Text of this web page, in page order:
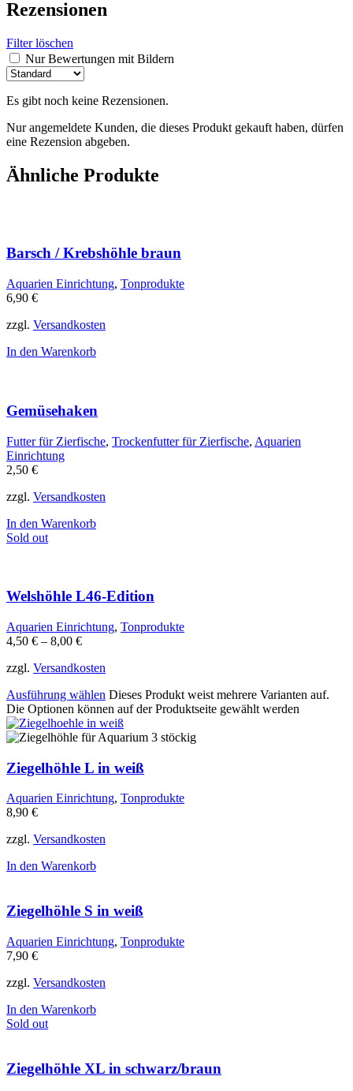
Rezensionen
Filter löschen
Nur Bewertungen mit Bildern
Es gibt noch keine Rezensionen.
Nur angemeldete Kunden, die dieses Produkt gekauft haben, dürfen
eine Rezension abgeben.
Ähnliche Produkte
Barsch / Krebshöhle braun
Aquarien Einrichtung, Tonprodukte
6,90 €
zzgl. Versandkosten
In den Warenkorb
Gemüsehaken
Futter für Zierfische, Trockenfutter für Zierfische, Aquarien
Einrichtung
2,50 €
zzgl. Versandkosten
In den Warenkorb
Sold out
Welshöhle L46-Edition
Aquarien Einrichtung, Tonprodukte
4,50 € – 8,00 €
zzgl. Versandkosten
Ausführung wählen Dieses Produkt weist mehrere Varianten auf.
Die Optionen können auf der Produktseite gewählt werden
Ziegelhöhle L in weiß
Aquarien Einrichtung, Tonprodukte
8,90 €
zzgl. Versandkosten
In den Warenkorb
Ziegelhöhle S in weiß
Aquarien Einrichtung, Tonprodukte
7,90 €
zzgl. Versandkosten
In den Warenkorb
Sold out
Ziegelhöhle XL in schwarz/braun